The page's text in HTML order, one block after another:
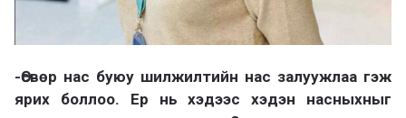
-Өсвөр нас буюу шилжилтийн нас залуужлаа гэж
ярих боллоо. Ер нь хэдээс хэдэн насныхныг